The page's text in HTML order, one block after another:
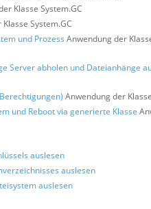
Klasse System.GC
System.GC
und Prozess Anwendung der
Server abholen und Dateianhänge
Anwendung der
und Reboot via generierte Klasse
auslesen
auslesen
auslesen